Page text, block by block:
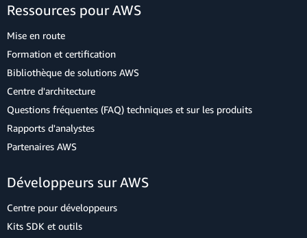
Ressources pour AWS
Mise en route
Formation et certification
Bibliothèque de solutions AWS
Centre d'architecture
Questions fréquentes (FAQ) techniques et sur les produits
Rapports d'analystes
Partenaires AWS
Développeurs sur AWS
Centre pour développeurs
Kits SDK et outils